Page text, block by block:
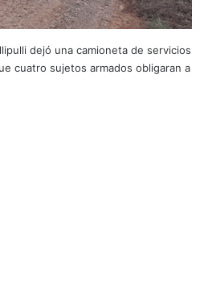
dejó una camioneta de servicios
cuatro sujetos armados obligaran a